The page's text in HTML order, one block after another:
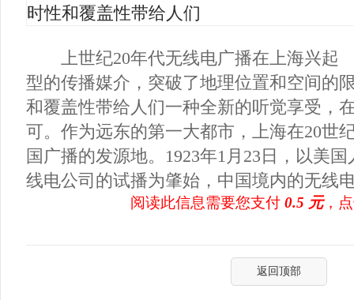
时性和覆盖性带给人们
上世纪20年代无线电广播在上海兴
型的传播媒介，突破了地理位置和空间的
和覆盖性带给人们一种全新的听觉享受，
可。作为远东的第一大都市，上海在20世
国广播的发源地。1923年1月23日，以美
线电公司的试播为肇始，中国境内的无线
阅读此信息需要您支付 0.5 元，
返回顶部